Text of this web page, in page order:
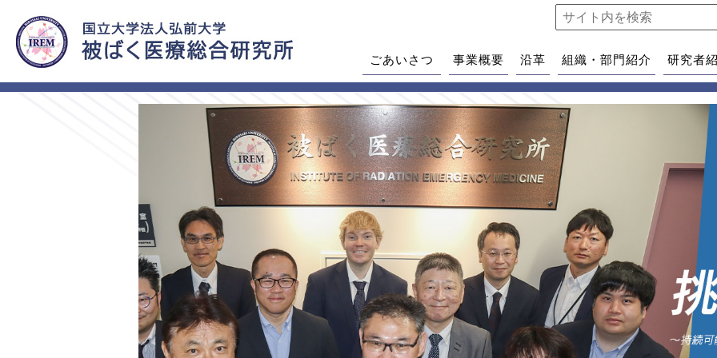
ごあいさつ 事業概要 沿革 組織・部門紹介 研究者